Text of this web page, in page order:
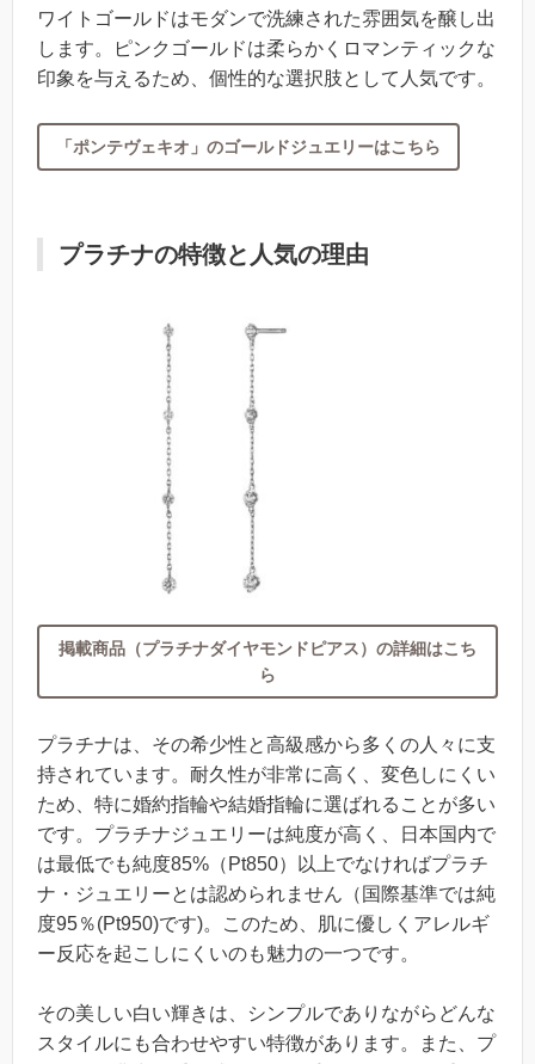
ワイトゴールドはモダンで洗練された雰囲気を醸し出
します。ピンクゴールドは柔らかくロマンティックな
印象を与えるため、個性的な選択肢として人気です。
「ポンテヴェキオ」のゴールドジュエリーはこちら
プラチナの特徴と人気の理由
掲載商品（プラチナダイヤモンドピアス）の詳細はこち
ら
プラチナは、その希少性と高級感から多くの人々に支
持されています。耐久性が非常に高く、変色しにくい
ため、特に婚約指輪や結婚指輪に選ばれることが多い
です。プラチナジュエリーは純度が高く、日本国内で
は最低でも純度85%（Pt850）以上でなければプラチ
ナ・ジュエリーとは認められません（国際基準では純
度95％(Pt950)です)。このため、肌に優しくアレルギ
ー反応を起こしにくいのも魅力の一つです。
その美しい白い輝きは、シンプルでありながらどんな
スタイルにも合わせやすい特徴があります。また、プ